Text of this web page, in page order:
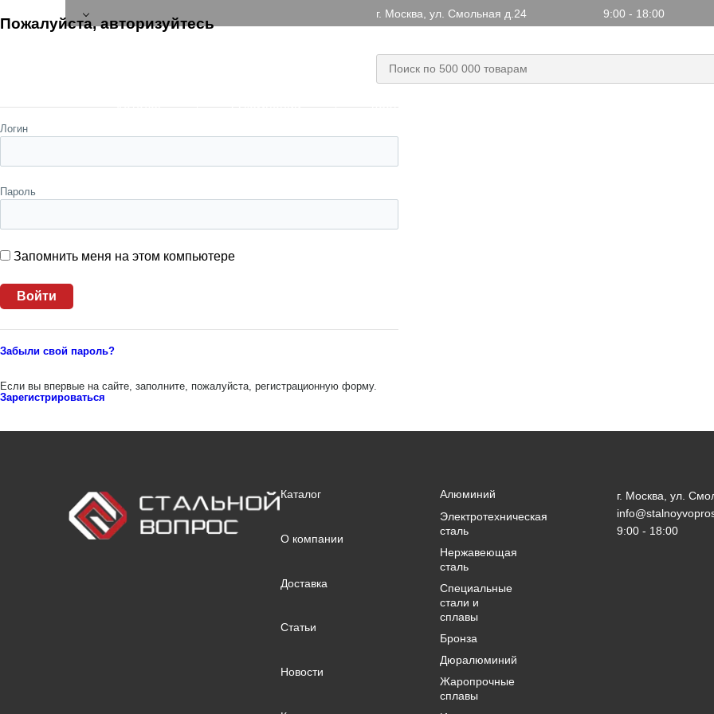
г. Москва, ул. Смольная д.24 9:00 - 18:00
Каталог О компании Доставка
Пожалуйста, авторизуйтесь
Логин
Пароль
Запомнить меня на этом компьютере
Забыли свой пароль?
Если вы впервые на сайте, заполните, пожалуйста, регистрационную форму.
Зарегистрироваться
Каталог
О компании
Доставка
Статьи
Новости
Алюминий
Электротехническая
сталь
Нержавеющая
сталь
Специальные
стали и
сплавы
Бронза
Дюралюминий
Жаропрочные
сплавы
г. Москва, ул.
9:00 - 18:00